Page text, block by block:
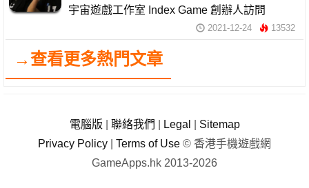
宇宙遊戲工作室 Index Game 創辦人訪問
2021-12-24 13532
→查看更多熱門文章
電腦版 聯絡我們 Legal
Sitemap
Privacy Policy
Terms of Use © 香港手機遊戲網
GameApps.hk 2013-2026